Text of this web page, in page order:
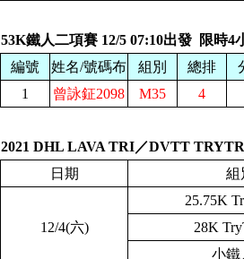
53K鐵人二項賽 12/5 07:10出發 限時
編號
姓名/號碼布 組別 總排
1
曾詠鉦2098 M35 4
2021 DHL LAVA TRI／DVTT
日期
組
12/4(六)
25.75K
28K
小鐵